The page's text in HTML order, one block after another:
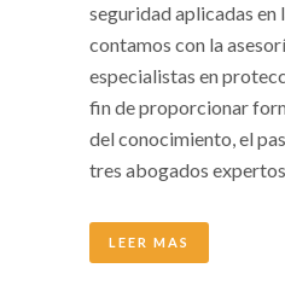
seguridad aplicadas en
contamos con la
especialistas en
fin de proporcionar
del conocimiento, el
tres abogados
LEER MAS